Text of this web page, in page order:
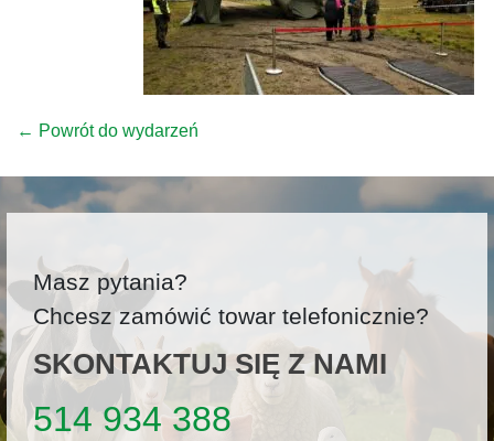
← Powrót do wydarzeń
Masz pytania?
Chcesz zamówić towar telefonicznie?
SKONTAKTUJ SIĘ Z NAMI
514 934 388